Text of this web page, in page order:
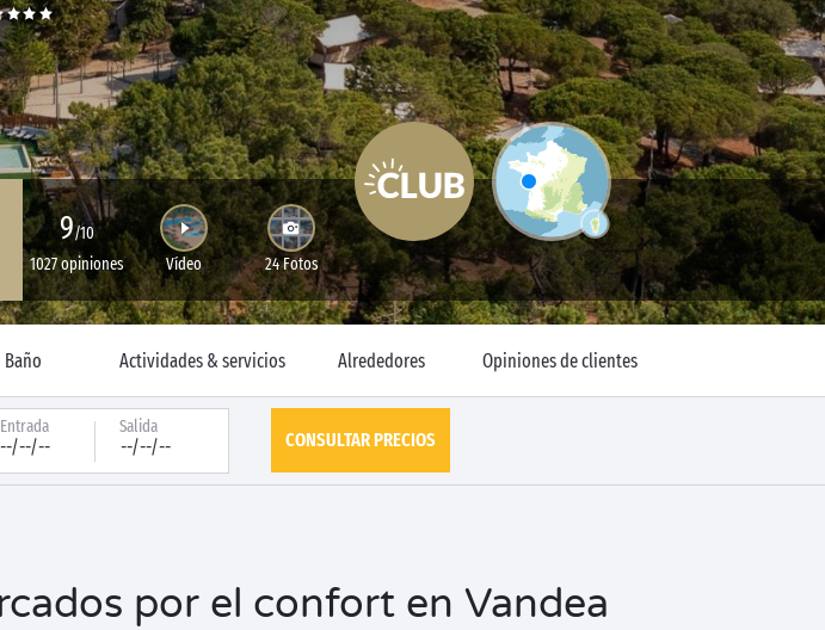
9/10
1027 opiniones
Vídeo 24 Fotos
Baño Actividades & servicios Alrededores Opiniones de clientes
Entrada
--/--/--
Salida
--/--/-- CONSULTAR PRECIOS
por el confort en Vandea